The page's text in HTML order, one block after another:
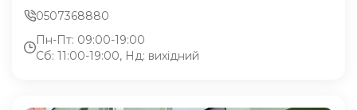
0507368880
Пн-Пт: 09:00-19:00
Сб: 11:00-19:00, Нд: вихідний